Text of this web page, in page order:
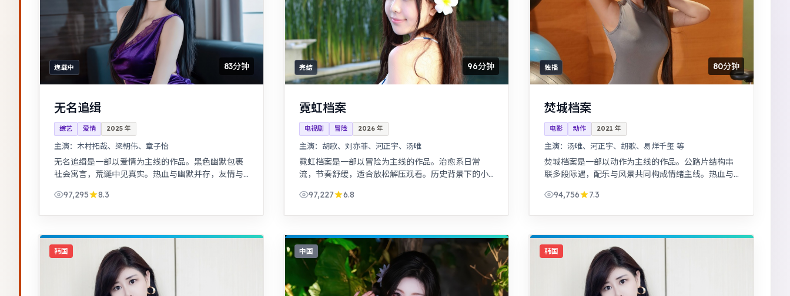
连载中 83分钟
无名追缉
综艺 爱情 2025 年
主演： 木村拓哉、梁朝伟、章子怡
无名追缉是一部以爱情为主线的作品。黑色幽默包裹
社会寓言，荒诞中见真实。热血与幽默并存，友情与
97,295
8.3
完结 96分钟
霓虹档案
电视剧 冒险 2026 年
主演： 胡歌、刘亦菲、河正宇、汤唯
霓虹档案是一部以冒险为主线的作品。治愈系日常
流，节奏舒缓，适合放松解压观看。历史背景下的小
97,227
6.8
独播 80分钟
焚城档案
电影 动作 2021 年
主演： 汤唯、河正宇、胡歌、易烊千玺 等
焚城档案是一部以动作为主线的作品。公路片结构串
联多段际遇，配乐与风景共同构成情绪主线。热血与
94,756
7.3
韩国 中国 韩国